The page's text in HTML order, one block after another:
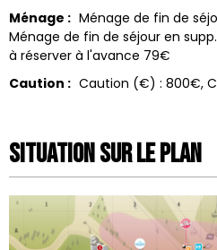
Ménage : Ménage de fin de
Ménage de fin de séjour en
à réserver à l'avance 79€
Caution : Caution (€) : 800€
Situation sur le Plan